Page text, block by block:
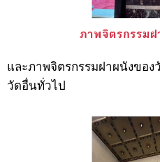
ภาพจิตรกรรมฝ
และภาพจิตรกรรมฝาผนังขอ
วัดอื่นทั่วไป